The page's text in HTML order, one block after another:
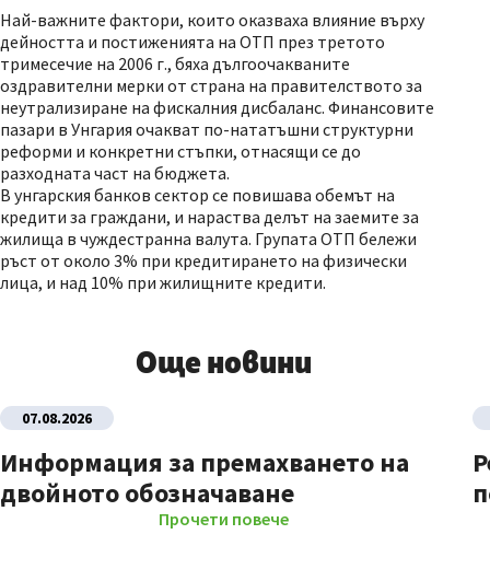
Най-важните фактори, които оказваха влияние върху
дейността и постиженията на ОТП през третото
тримесечие на 2006 г., бяха дългоочакваните
оздравителни мерки от страна на правителството за
неутрализиране на фискалния дисбаланс. Финансовите
пазари в Унгария очакват по-нататъшни структурни
реформи и конкретни стъпки, отнасящи се до
разходната част на бюджета.
В унгарския банков сектор се повишава обемът на
кредити за граждани, и нараства делът на заемите за
жилища в чуждестранна валута. Групата ОТП бележи
ръст от около 3% при кредитирането на физически
лица, и над 10% при жилищните кредити.
Още новини
07.08.2026
Информация за премахването на
двойното обозначаване
Прочети повече